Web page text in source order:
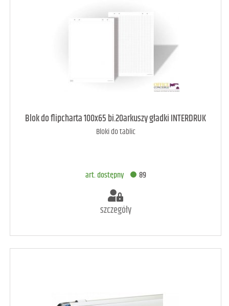
Blok do flipcharta 100x65 bi.20arkuszy gładki INTERDRUK
Bloki do tablic
art. dostępny 89
szczegóły